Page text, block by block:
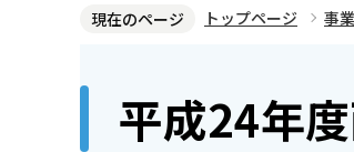
現在のページ トップページ 事
平成24年